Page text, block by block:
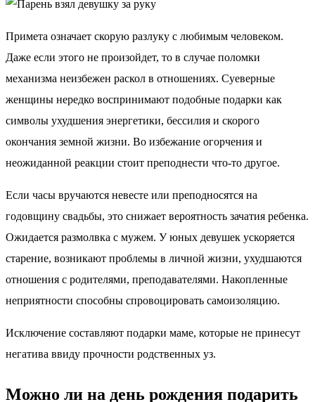
Примета означает скорую разлуку с любимым человеком.
Даже если этого не произойдет, то в случае поломки
механизма неизбежен раскол в отношениях. Суеверные
женщины нередко воспринимают подобные подарки как
символы ухудшения энергетики, бессилия и скорого
окончания земной жизни. Во избежание огорчения и
неожиданной реакции стоит преподнести что-то другое.
Если часы вручаются невесте или преподносятся на
годовщину свадьбы, это снижает вероятность зачатия ребенка.
Ожидается размолвка с мужем. У юных девушек ускоряется
старение, возникают проблемы в личной жизни, ухудшаются
отношения с родителями, преподавателями. Накопленные
неприятности способны спровоцировать самоизоляцию.
Исключение составляют подарки маме, которые не принесут
негатива ввиду прочности родственных уз.
Можно ли на день рождения подарить